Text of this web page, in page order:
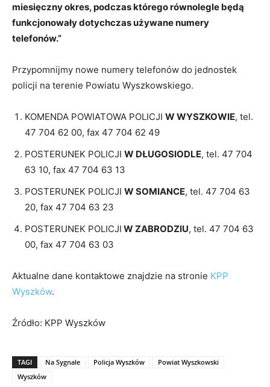
miesięczny okres, podczas którego równolegle będą
funkcjonowały dotychczas używane numery
telefonów.”
Przypomnijmy nowe numery telefonów do jednostek
policji na terenie Powiatu Wyszkowskiego.
KOMENDA POWIATOWA POLICJI W WYSZKOWIE, tel.
47 704 62 00, fax 47 704 62 49
POSTERUNEK POLICJI W DŁUGOSIODLE, tel. 47 704
63 10, fax 47 704 63 13
POSTERUNEK POLICJI W SOMIANCE, tel. 47 704 63
20, fax 47 704 63 23
POSTERUNEK POLICJI W ZABRODZIU, tel. 47 704 63
00, fax 47 704 63 03
Aktualne dane kontaktowe znajdzie na stronie KPP
Wyszków.
Źródło: KPP Wyszków
TAGI Na Sygnale Policja Wyszków
Powiat Wyszkowski
Wyszków